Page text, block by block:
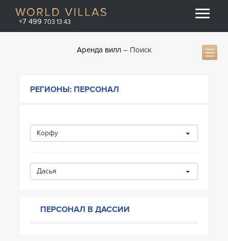
+7 499 703 13 43
Аренда вилл Поиск
РЕГИОНЫ: ПЕРСОНАЛ
Корфу
Дасья
ПЕРСОНАЛ В ДАССИИ